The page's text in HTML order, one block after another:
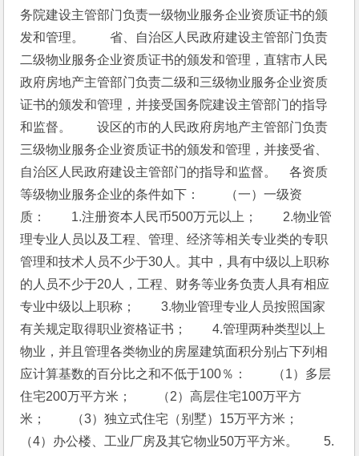
务院建设主管部门负责一级物业服务企业资质证书的颁
发和管理。　　省、自治区人民政府建设主管部门负责
二级物业服务企业资质证书的颁发和管理，直辖市人民
政府房地产主管部门负责二级和三级物业服务企业资质
证书的颁发和管理，并接受国务院建设主管部门的指导
和监督。　　设区的市的人民政府房地产主管部门负责
三级物业服务企业资质证书的颁发和管理，并接受省、
自治区人民政府建设主管部门的指导和监督。　各资质
等级物业服务企业的条件如下：　　（一）一级资
质：　　1.注册资本人民币500万元以上；　　2.物业管
理专业人员以及工程、管理、经济等相关专业类的专职
管理和技术人员不少于30人。其中，具有中级以上职称
的人员不少于20人，工程、财务等业务负责人具有相应
专业中级以上职称；　　3.物业管理专业人员按照国家
有关规定取得职业资格证书；　　4.管理两种类型以上
物业，并且管理各类物业的房屋建筑面积分别占下列相
应计算基数的百分比之和不低于100％：　　（1）多层
住宅200万平方米；　　（2）高层住宅100万平方
米；　　（3）独立式住宅（别墅）15万平方米；
（4）办公楼、工业厂房及其它物业50万平方米。　　5.